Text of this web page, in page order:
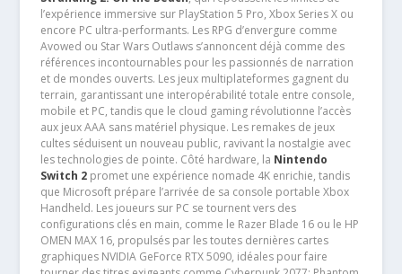
l’expérience immersive sur PlayStation 5 Pro, Xbox Series X ou
encore PC ultra-performants. Les RPG d’envergure comme
Avowed ou Star Wars Outlaws s’annoncent déjà comme des
références incontournables pour les passionnés de narration
et de mondes ouverts. Les jeux multiplateformes gagnent du
terrain, garantissant une interopérabilité totale entre console,
mobile et PC, tandis que le cloud gaming révolutionne l’accès
aux jeux AAA sans matériel physique. Les remakes de jeux
cultes séduisent un nouveau public, ravivant la nostalgie avec
les technologies de pointe. Côté hardware, la Nintendo
Switch 2promet une expérience nomade 4K enrichie, tandis
que Microsoft prépare l’arrivée de sa console portable Xbox
Handheld. Les joueurs sur PC se tournent vers des
configurations clés en main, comme le Razer Blade 16 ou le HP
OMEN MAX 16, propulsés par les toutes dernières cartes
graphiques NVIDIA GeForce RTX 5090, idéales pour faire